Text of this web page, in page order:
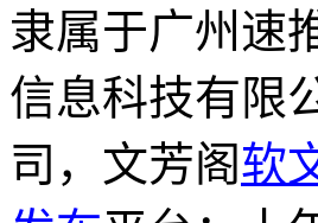
隶属于广州速
信息科技有限
司，文芳阁软